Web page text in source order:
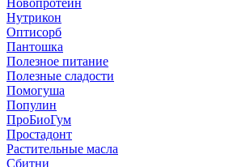
Новопротеин
Нутрикон
Оптисорб
Пантошка
Полезное питание
Полезные сладости
Помогуша
Популин
ПроБиоГум
Простадонт
Растительные масла
Сбитни